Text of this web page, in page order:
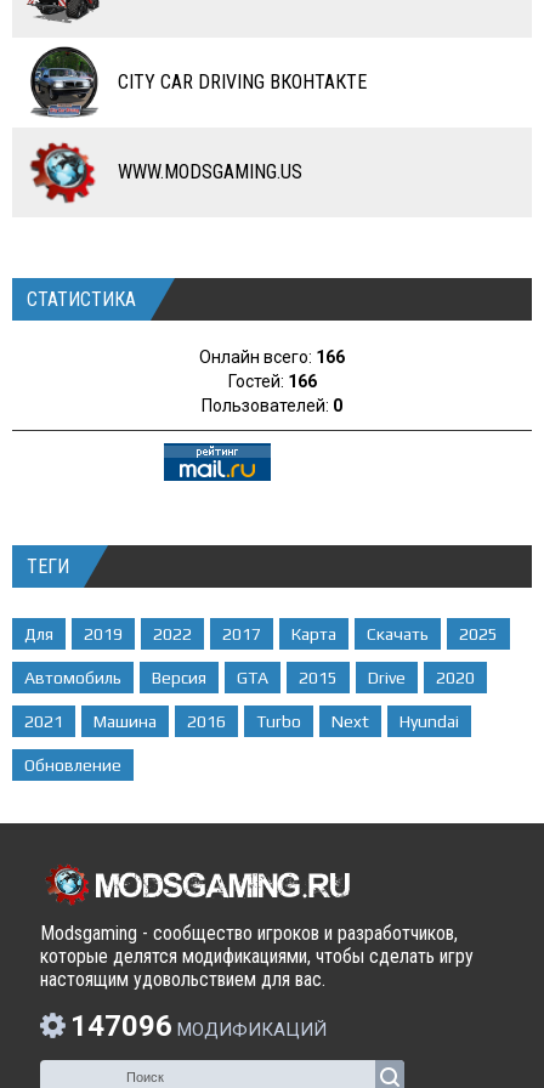
КАРТЫ
ЧИТЫ
ПРОГРАММЫ
РАЗНОЕ
CITY CAR DRIVING ВКОНТАКТЕ
WWW.MODSGAMING.US
СТАТИСТИКА
Онлайн всего: 166
Гостей: 166
Пользователей: 0
ТЕГИ
Для 2019 2022 2017 Карта Скачать 2025
Автомобиль Версия GTA 2015 Drive 2020
2021 Машина 2016 Turbo Next Hyundai
Обновление
Modsgaming - сообщество игроков и разработчиков,
которые делятся модификациями, чтобы сделать игру
настоящим удовольствием для вас.
147096 МОДИФИКАЦИЙ